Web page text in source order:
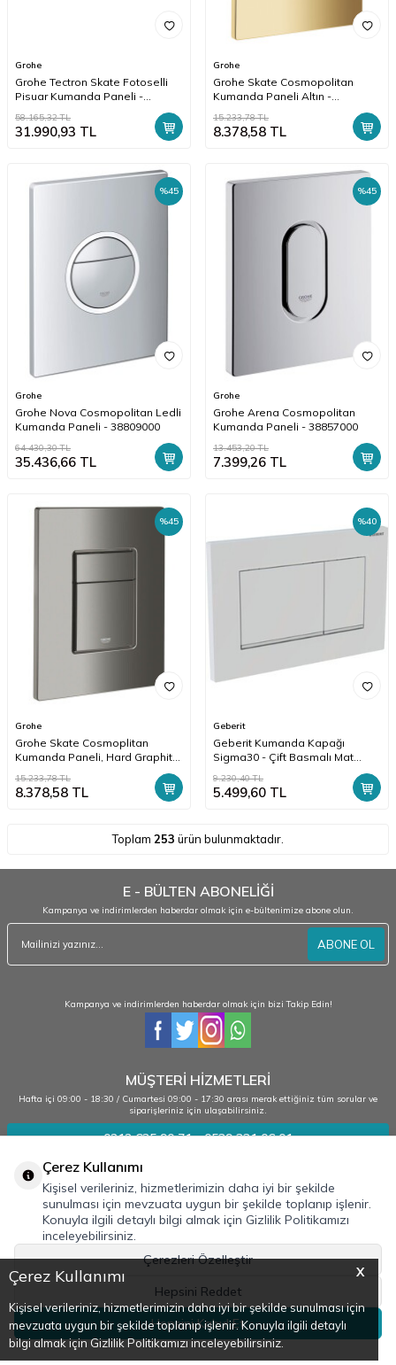
X
Çerez Kullanımı
Kişisel verileriniz, hizmetlerimizin daha iyi bir şekilde sunulması için
mevzuata uygun bir şekilde toplanıp işlenir. Konuyla ilgili detaylı
bilgi almak için Gizlilik Politikamızı inceleyebilirsiniz.
Grohe
Grohe Tectron Skate Fotoselli
Pisuar Kumanda Paneli -
58.165,32TL
31.990,93 TL
Grohe
Grohe Skate Cosmopolitan
Kumanda Paneli Altın -
15.233,78TL
8.378,58 TL
%45
Grohe
Grohe Nova Cosmopolitan Ledli
Kumanda Paneli - 38809000
64.430,30TL
35.436,66 TL
%45
Grohe
Grohe Arena Cosmopolitan
Kumanda Paneli - 38857000
13.453,20TL
7.399,26 TL
%45
Grohe
Grohe Skate Cosmoplitan
Kumanda Paneli, Hard Graphite
15.233,78TL
8.378,58 TL
%40
Geberit
Geberit Kumanda Kapağı
Sigma30 - Çift Basmalı Mat
115.883.JQ.1
9.230,40TL
5.499,60 TL
Toplam 253 ürün bulunmaktadır.
E - BÜLTEN ABONELİĞİ
Kampanya ve indirimlerden haberdar olmak için e-bültenimize abone olun.
ABONE OL
Kampanya ve indirimlerden haberdar olmak için bizi Takip Edin!
MÜŞTERİ HİZMETLERİ
Hafta içi 09:00 - 18:30 / Cumartesi 09:00 - 17:30 arası merak ettiğiniz tüm sorular ve
siparişleriniz için ulaşabilirsiniz.
0212 635 90 71 - 0539 331 06 01
Kurumsal
Bilgilendirme
Adres & İletişim
Çerez Kullanımı
Kişisel verileriniz, hizmetlerimizin daha iyi bir şekilde
sunulması için mevzuata uygun bir şekilde toplanıp işlenir.
Konuyla ilgili detaylı bilgi almak için Gizlilik Politikamızı
inceleyebilirsiniz.
Çerezleri Özelleştir
Hepsini Reddet
Hepsini Kabul Et